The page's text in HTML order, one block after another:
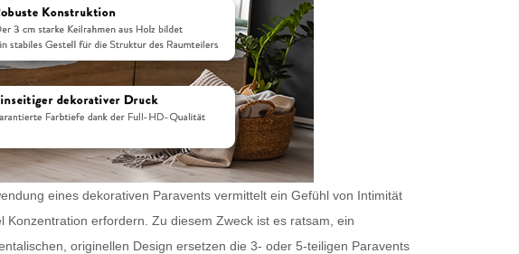
eines dekorativen Paravents vermittelt ein Gefühl von Intimität
erfordern. Zu diesem Zweck ist es ratsam, ein
originellen Design ersetzen die 3- oder 5-teiligen Paravents